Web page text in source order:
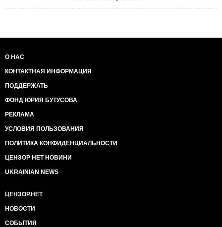
О НАС
КОНТАКТНАЯ ИНФОРМАЦИЯ
ПОДДЕРЖАТЬ
ФОНД ЮРИЯ БУТУСОВА
РЕКЛАМА
УСЛОВИЯ ПОЛЬЗОВАНИЯ
ПОЛИТИКА КОНФИДЕНЦИАЛЬНОСТИ
ЦЕНЗОР НЕТ НОВИНИ
UKRAINIAN NEWS
ЦЕНЗОР.НЕТ
НОВОСТИ
СОБЫТИЯ